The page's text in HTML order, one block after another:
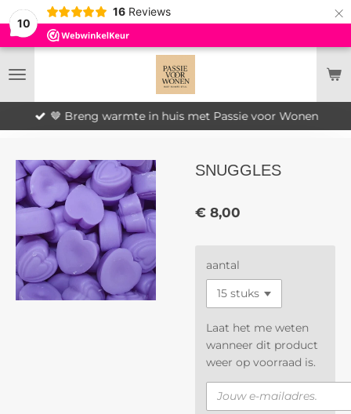
10
16 Reviews ×
🤎 Breng warmte in huis met Passie voor Wonen
SNUGGLES
€ 8,00
aantal
Laat het me weten
wanneer dit product
weer op voorraad is.